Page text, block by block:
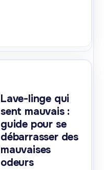
Lave-linge qui
sent mauvais :
guide pour se
débarrasser des
mauvaises
odeurs